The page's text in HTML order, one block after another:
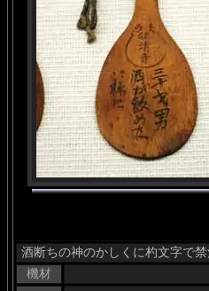
酒断ちの神のかしくに杓文字で禁
機材